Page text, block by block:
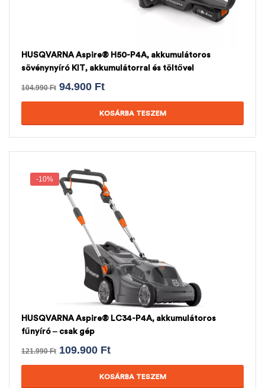
HUSQVARNA Aspire® H50-P4A, akkumulátoros
sövénynyíró KIT, akkumulátorral és töltővel
104.990Ft 94.900 Ft
KOSÁRBA TESZEM
-10%
HUSQVARNA Aspire® LC34-P4A, akkumulátoros
fűnyíró – csak gép
121.990Ft 109.900 Ft
KOSÁRBA TESZEM